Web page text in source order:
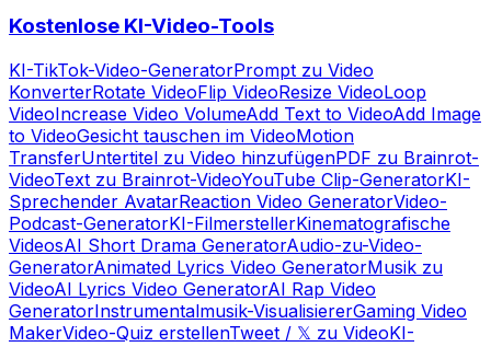
Kostenlose KI-Video-Tools
KI-TikTok-Video-GeneratorPrompt zu Video
KonverterRotate VideoFlip VideoResize VideoLoop
VideoIncrease Video VolumeAdd Text to VideoAdd Image
to VideoGesicht tauschen im VideoMotion
TransferUntertitel zu Video hinzufügenPDF zu Brainrot-
VideoText zu Brainrot-VideoYouTube Clip-GeneratorKI-
Sprechender AvatarReaction Video GeneratorVideo-
Podcast-GeneratorKI-FilmerstellerKinematografische
VideosAI Short Drama GeneratorAudio-zu-Video-
GeneratorAnimated Lyrics Video GeneratorMusik zu
VideoAI Lyrics Video GeneratorAI Rap Video
GeneratorInstrumentalmusik-VisualisiererGaming Video
MakerVideo-Quiz erstellenTweet / 𝕏 zu VideoKI-